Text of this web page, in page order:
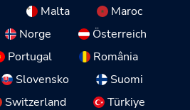
Malta
Maroc
Norge
Österreich
Portugal
România
Slovensko
Suomi
Switzerland Türkiye